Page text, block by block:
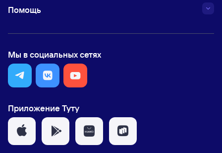
Помощь
Мы в социальных сетях
Приложение Туту